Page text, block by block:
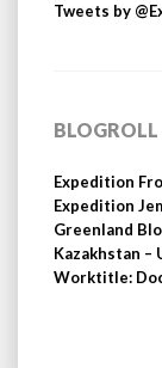
Tweets by
BLOGROLL
Expedition
Expedition
Greenland
Kazakhstan
Worktitle: